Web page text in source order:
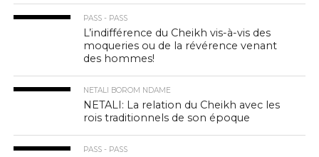
PASS - PASS
L’indifférence du Cheikh vis-à-vis des
moqueries ou de la révérence venant
des hommes!
NETALI BOROM NDAME
NETALI: La relation du Cheikh avec les
rois traditionnels de son époque
PASS - PASS